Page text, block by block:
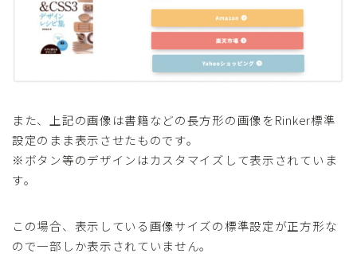
また、上記の画像は書籍などの長方形の画像をRinker標準
設定のまま表示させたものです。
※ボタン等のデザインはカスタマイズして表示されていま
す。
この場合、表示している画像サイズの標準設定が正方形な
ので一部しか表示されていません。